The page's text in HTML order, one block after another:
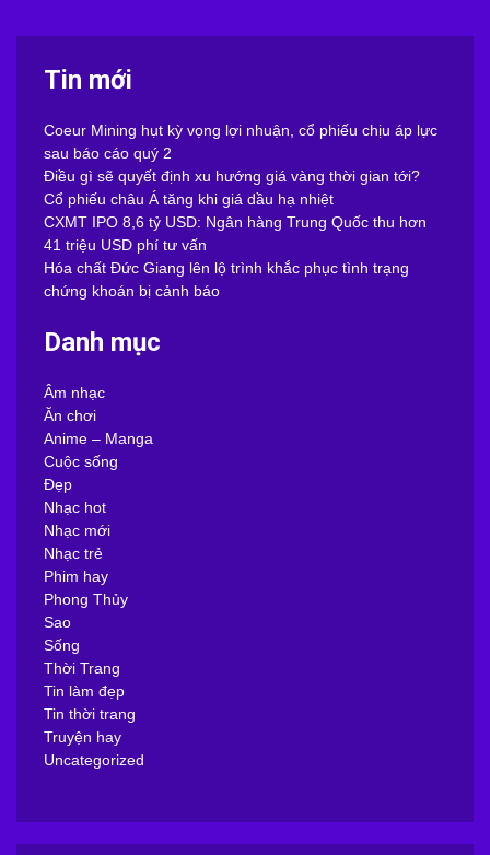
Tin mới
Coeur Mining hụt kỳ vọng lợi nhuận, cổ phiếu chịu áp lực
sau báo cáo quý 2
Điều gì sẽ quyết định xu hướng giá vàng thời gian tới?
Cổ phiếu châu Á tăng khi giá dầu hạ nhiệt
CXMT IPO 8,6 tỷ USD: Ngân hàng Trung Quốc thu hơn
41 triệu USD phí tư vấn
Hóa chất Đức Giang lên lộ trình khắc phục tình trạng
chứng khoán bị cảnh báo
Danh mục
Âm nhạc
Ăn chơi
Anime – Manga
Cuộc sống
Đẹp
Nhạc hot
Nhạc mới
Nhạc trẻ
Phim hay
Phong Thủy
Sao
Sống
Thời Trang
Tin làm đẹp
Tin thời trang
Truyện hay
Uncategorized